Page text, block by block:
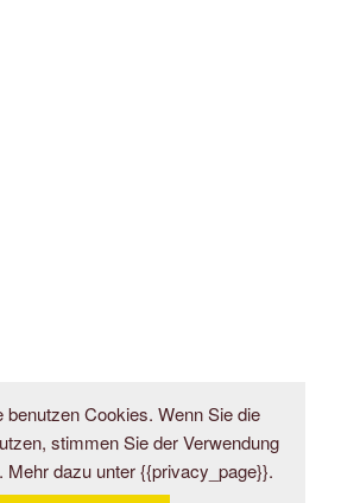
benutzen Cookies. Wenn Sie die
stimmen Sie der Verwendung
Mehr dazu unter {{privacy_page}}.